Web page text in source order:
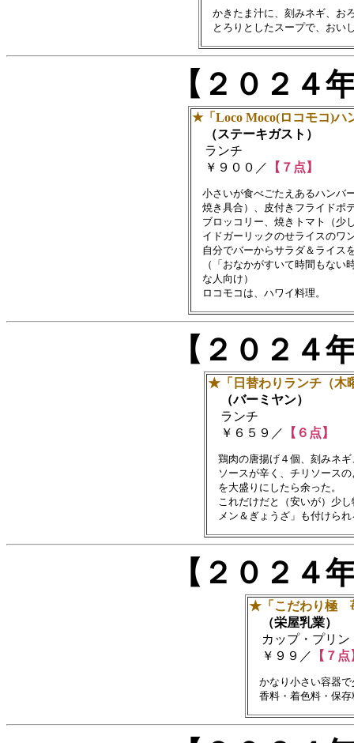
かきたま汁に、刻みネギ、お
【２０２
★「Loco Moco(ロコモコ)ハ
（ステーキガスト）
ランチ
￥９００／
【７点】
小さいが食べごたえあるハンバ
焼き具合）、皮付きフライドポ
ブロッコリー、焼きトマト（少
イドガーリックのせライスのワ
自分でバーからサラダ＆ライス
（「おなかがすいて時間もない
な人向け）
【２０２
★「日替わりランチ（木
（バーミヤン）
ランチ
￥６５９／ 【６点】
鶏肉の唐揚げ４個、刻みネ
ソースが辛く、チリソースの
を大盛りにしたら余った。
これだけだと（安いが）少し
【２０２
★「こだわり極
（栄屋乳業）
カップ・プリン
￥９９／ 【７点
かなり小さい容器